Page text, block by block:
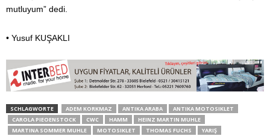
mutluyum” dedi.
• Yusuf KUŞAKLI
SCHLAGWORTE ADEM KORKMAZ ANTIKA ARABA
ANTIKA MOTOSIKLET
CAROLA PIEOENSTOCK
CWC HAMM
HEINZ MARTIN MUHLE
MARTINA SOMMER MUHLE
MOTOSIKLET THOMAS FUCHS
YARIŞ